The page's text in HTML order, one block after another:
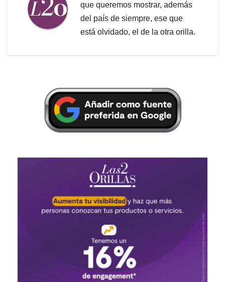
que queremos mostrar, además
del país de siempre, ese que
está olvidado, el de la otra orilla.